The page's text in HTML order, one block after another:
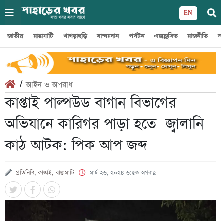
EN
জাতীয় রাঙামাটি খাগড়াছড়ি বান্দরবান পর্যটন এক্সক্লুসিভ রাজনীতি
/আইন ও অপরাধ
কাপ্তাই পাল্পউড বাগান বিভাগের
অভিযানে কারিগর পাড়া হতে জ্বালানি
কাঠ আটক: পিক আপ জব্দ
প্রতিনিধি, কাপ্তাই, রাঙামাটি মার্চ ২৬, ২০২৪ ৬:৫৩ অপরাহ্ণ